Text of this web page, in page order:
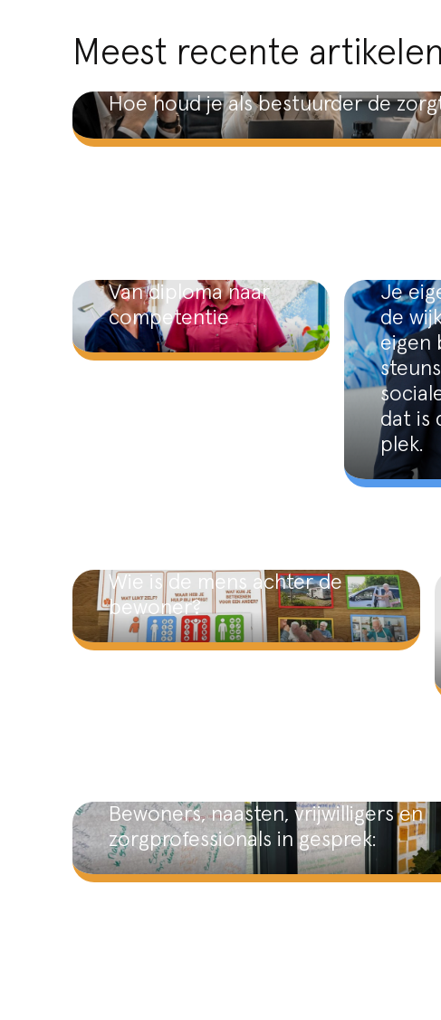
Meest recente artikelen
Hoe houd je als bestuurder de
Van diploma naar
competentie
Je
de
eigen
dat is
plek.
Wie is de mens achter de
bewoner?
Bewoners, naasten, vrijwilligers en
zorgprofessionals in gesprek: